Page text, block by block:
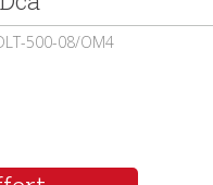
500-08/OM4